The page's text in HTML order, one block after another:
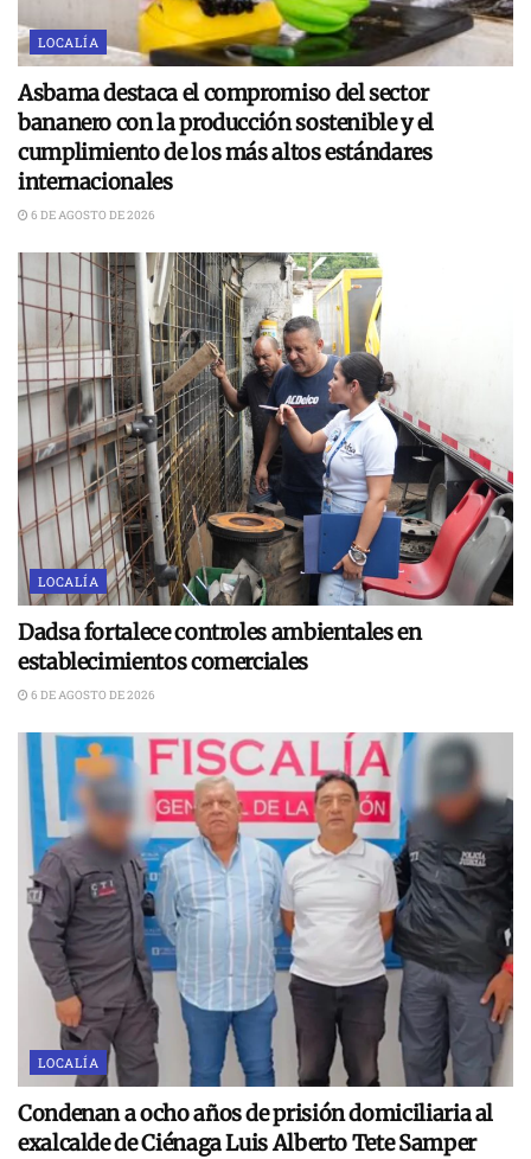
LOCALÍA
Asbama destaca el compromiso del sector
bananero con la producción sostenible y el
cumplimiento de los más altos estándares
internacionales
6 DE AGOSTO DE 2026
LOCALÍA
Dadsa fortalece controles ambientales en
establecimientos comerciales
6 DE AGOSTO DE 2026
LOCALÍA
Condenan a ocho años de prisión domiciliaria al
exalcalde de Ciénaga Luis Alberto Tete Samper